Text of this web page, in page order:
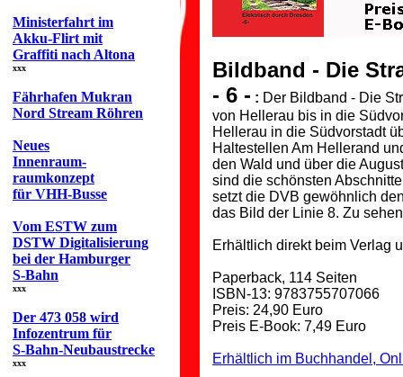
Ministerfahrt im
Akku-Flirt mit
Graffiti nach Altona
xxx
Fährhafen Mukran
Nord Stream Röhren
Neues
Innenraum-
raumkonzept
für VHH-Busse
Vom ESTW zum
DSTW Digitalisierung
bei der Hamburger
S-Bahn
xxx
Der 473 058 wird
Infozentrum für
S-Bahn-Neubaustrecke
xxx
Bildband - Die
- 6 - : Der Bildband - Die
von Hellerau bis in die
Hellerau in die Südvorstadt
Haltestellen Am Hellerand
den Wald und über die
sind die schönsten
setzt die DVB gewöhnlich
das Bild der Linie 8. Zu
Erhältlich direkt beim Verlag
Paperback, 114 Seiten
ISBN-13: 9783755707066
Preis: 24,90 Euro
Preis E-Book: 7,49 Euro
Erhältlich im Buchhandel,